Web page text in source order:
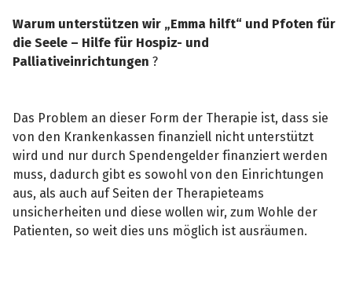
Warum unterstützen wir „Emma hilft“ und Pfoten für
die Seele – Hilfe für Hospiz- und
Palliativeinrichtungen ?
Das Problem an dieser Form der Therapie ist, dass sie
von den Krankenkassen finanziell nicht unterstützt
wird und nur durch Spendengelder finanziert werden
muss, dadurch gibt es sowohl von den Einrichtungen
aus, als auch auf Seiten der Therapieteams
unsicherheiten und diese wollen wir, zum Wohle der
Patienten, so weit dies uns möglich ist ausräumen.